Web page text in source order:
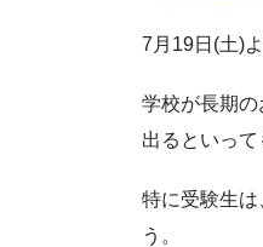
7月19日(土)
学校が長期
出るといって
特に受験生
う。